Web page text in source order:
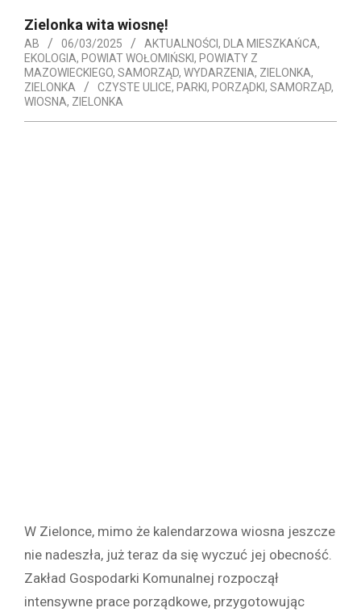
Zielonka wita wiosnę!
AB 06/03/2025 AKTUALNOŚCI , DLA MIESZKAŃCA,
EKOLOGIA, POWIAT WOŁOMIŃSKI, POWIATY Z
MAZOWIECKIEGO, SAMORZĄD, WYDARZENIA, ZIELONKA,
ZIELONKA
CZYSTE ULICE, PARKI, PORZĄDKI, SAMORZĄD,
WIOSNA, ZIELONKA
W Zielonce, mimo że kalendarzowa wiosna jeszcze
nie nadeszła, już teraz da się wyczuć jej obecność.
Zakład Gospodarki Komunalnej rozpoczął
intensywne prace porządkowe, przygotowując